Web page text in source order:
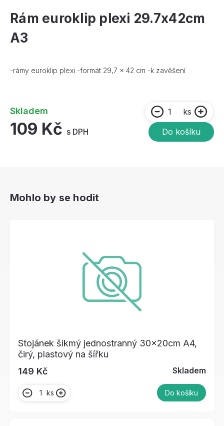
Rám euroklip plexi 29.7x42cm
A3
-rámy euroklip plexi -formát 29,7 x 42 cm -k zavěšení
Skladem
109 Kč s DPH
ks
Do košíku
Mohlo by se hodit
Stojánek šikmý jednostranný 30x20cm A4,
čirý, plastový na šířku
149 Kč
Skladem
ks Do košíku